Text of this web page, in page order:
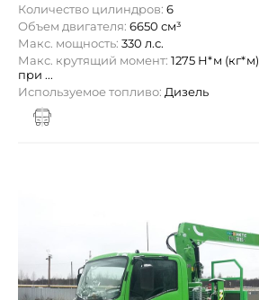
Количество цилиндров: 6
Объем двигателя: 6650 см³
Макс. мощность: 330 л.с.
Макс. крутящий момент: 1275 Н*м (кг*м)
при ...
Используемое топливо: Дизель